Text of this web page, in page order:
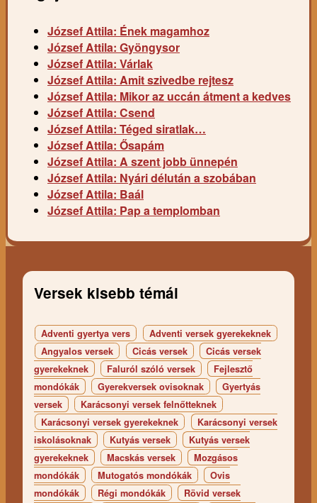
József Attila: Ének magamhoz
József Attila: Gyöngysor
József Attila: Várlak
József Attila: Amit szivedbe rejtesz
József Attila: Mikor az uccán átment a kedves
József Attila: Csend
József Attila: Téged siratlak…
József Attila: Ősapám
József Attila: A szent jobb ünnepén
József Attila: Nyári délután a szobában
József Attila: Baál
József Attila: Pap a templomban
Versek kisebb témái
Adventi gyertya vers
Adventi versek gyerekeknek
Angyalos versek
Cicás versek
Cicás versek
gyerekeknek
Faluról szóló versek
Fejlesztő
mondókák
Gyerekversek ovisoknak
Gyertyás
versek
Karácsonyi versek felnőtteknek
Karácsonyi versek gyerekeknek
Karácsonyi versek
iskolásoknak
Kutyás versek
Kutyás versek
gyerekeknek
Macskás versek
Mozgásos
mondókák
Mutogatós mondókák
Ovis
mondókák
Régi mondókák
Rövid versek